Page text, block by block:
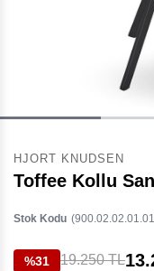
HJORT KNUDSEN
Toffee Kollu
Stok Kodu
%31 19.250 TL